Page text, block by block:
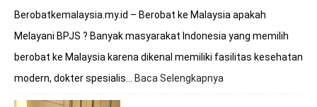
Berobatkemalaysia.my.id – Berobat ke Malaysia apakah
Melayani BPJS ? Banyak masyarakat Indonesia yang memilih
berobat ke Malaysia karena dikenal memiliki fasilitas kesehatan
modern, dokter spesialis…
Baca Selengkapnya